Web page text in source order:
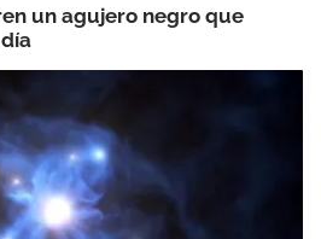
un agujero negro que